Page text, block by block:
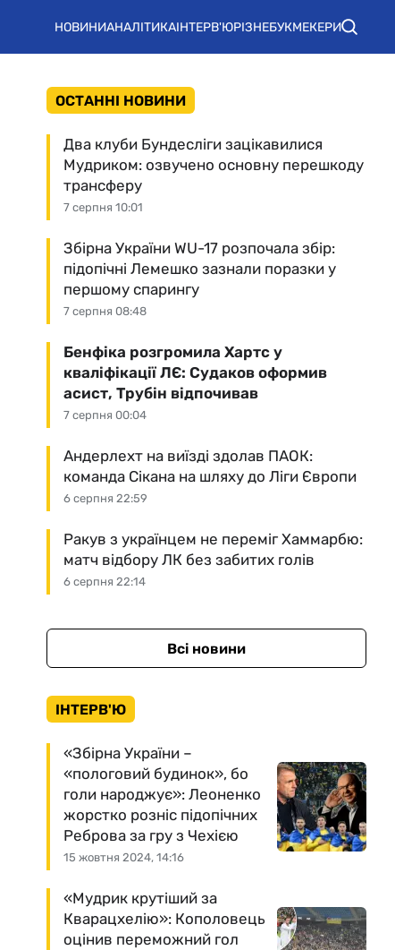
НОВИНИАНАЛІТИКАІНТЕРВ'ЮРІЗНЕБУКМЕКЕРИ
ОСТАННІ НОВИНИ
7 серпня 10:01
Два клуби Бундесліги зацікавилися
Мудриком: озвучено основну перешкоду
трансферу
7 серпня 08:48
Збірна України WU-17 розпочала збір:
підопічні Лемешко зазнали поразки у
першому спарингу
7 серпня 00:04
Бенфіка розгромила Хартс у
кваліфікації ЛЄ: Судаков оформив
асист, Трубін відпочивав
6 серпня 22:59
Андерлехт на виїзді здолав ПАОК:
команда Сікана на шляху до Ліги Європи
6 серпня 22:14
Ракув з українцем не переміг Хаммарбю:
матч відбору ЛК без забитих голів
Всі новини
ІНТЕРВ'Ю
15 жовтня 2024, 14:16
«Збірна України –
«пологовий будинок», бо
голи народжує»: Леоненко
жорстко розніс підопічних
Реброва за гру з Чехією
«Мудрик крутіший за
Кварацхелію»: Кополовець
оцінив переможний гол